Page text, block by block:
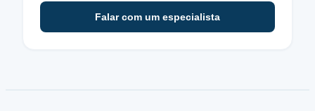
Falar com um especialista